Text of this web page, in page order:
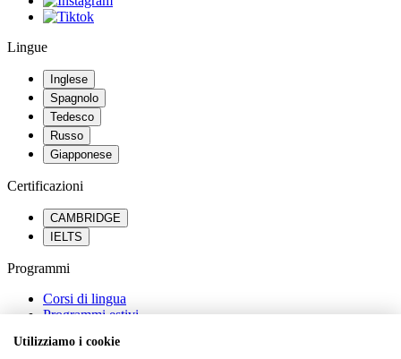
Lingue
Inglese
Spagnolo
Tedesco
Russo
Giapponese
Certificazioni
CAMBRIDGE
IELTS
Programmi
Corsi di lingua
Programmi estivi
Orientamento universitario
Utilizziamo i cookie